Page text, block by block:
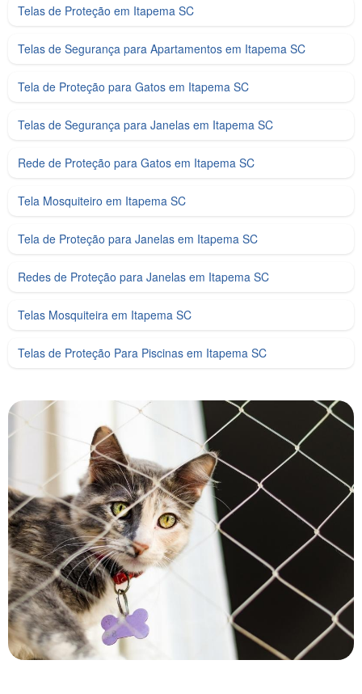
Telas de Proteção em Itapema SC
Telas de Segurança para Apartamentos em Itapema SC
Tela de Proteção para Gatos em Itapema SC
Telas de Segurança para Janelas em Itapema SC
Rede de Proteção para Gatos em Itapema SC
Tela Mosquiteiro em Itapema SC
Tela de Proteção para Janelas em Itapema SC
Redes de Proteção para Janelas em Itapema SC
Telas Mosquiteira em Itapema SC
Telas de Proteção Para Piscinas em Itapema SC